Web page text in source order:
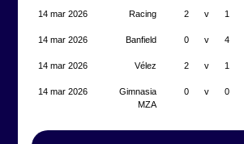
14 mar 2026 Racing 2 v 1
14 mar 2026 Banfield 0 v 4
14 mar 2026 Vélez 2 v 1
14 mar 2026
Gimnasia
MZA
0 v 0